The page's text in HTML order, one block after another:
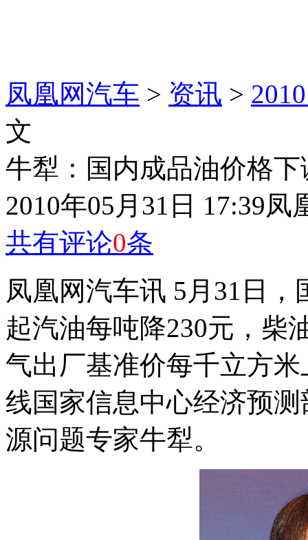
凤凰网汽车 > 资讯 >
文
牛犁：国内成品油价格
2010年05月31日 17:39凤
共有评论0条
凤凰网汽车讯 5月31日
起汽油每吨降230元，柴
气出厂基准价每千立方
线国家信息中心经济预
源问题专家牛犁。